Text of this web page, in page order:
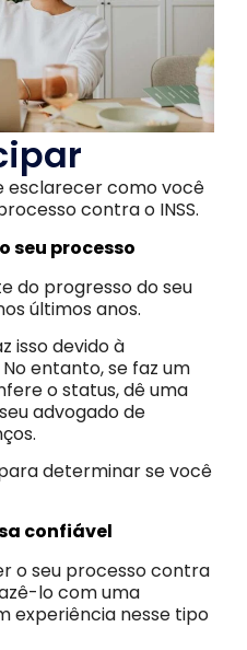
esclarecer como você
contra o INSS.
seu processo
do progresso do seu
últimos anos.
isso devido à
entanto, se faz um
o status, dê uma
advogado de
determinar se você
confiável
o seu processo contra
lo com uma
experiência nesse tipo